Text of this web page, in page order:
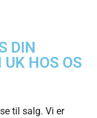
DIN
HOS OS
til salg. Vi er